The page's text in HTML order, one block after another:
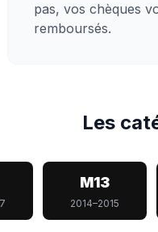
pas, vos chèques
remboursés.
Les
M13
2014–2015